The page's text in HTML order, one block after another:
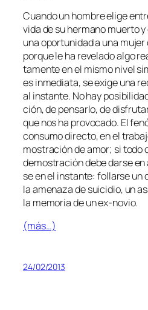
Cuando un hom­bre eli­ge
vi­da de su her­mano muer­to
una opor­tu­ni­dad a una
por­que le ha re­ve­la­doal­go
ta­men­te en el mis­mo ni­vel
es in­me­dia­ta, se exi­ge una
al ins­tan­te. No hay
ción, de pen­sar­lo, de
que nos ha pro­vo­ca­do. El
con­su­mo di­rec­to, en el
mos­tra­ción de amor; si to­do
de­mos­tra­ción de­be dar­se
se en el ins­tan­te: fo­llar­se un
la ame­na­za de sui­ci­dio, un
la me­mo­ria de un ex-novio.
(más…)
24/02/2013